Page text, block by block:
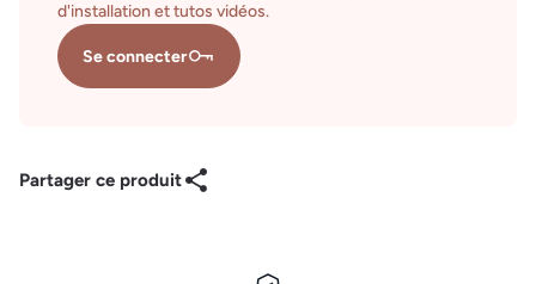
d'installation et tutos vidéos.
Se connecter
Partager ce produit